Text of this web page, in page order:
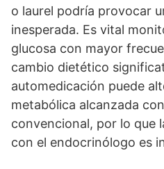
o laurel podría provocar
inesperada. Es vital
glucosa con mayor
cambio dietético
automedicación puede
metabólica alcanzada
convencional, por lo que
con el endocrinólogo es